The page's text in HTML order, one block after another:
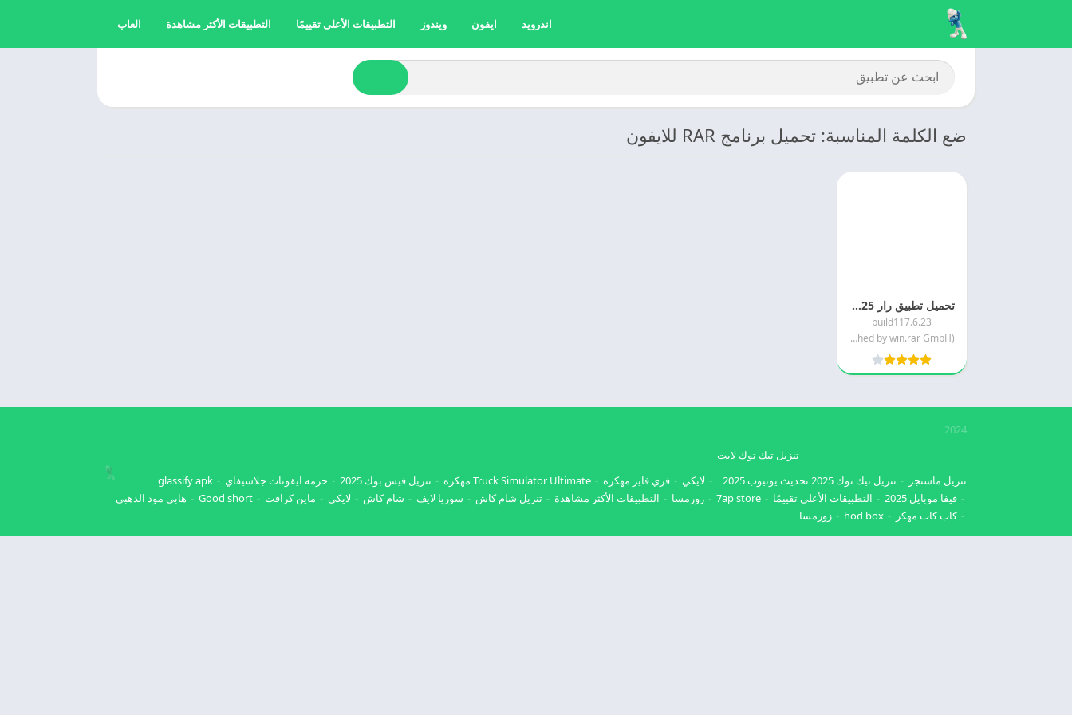
اندرويد ايفون ويندوز التطبيقات الأعلى تقييمًا التطبيقات الأكثر مشاهدة العاب
ضع الكلمة المناسبة: تحميل برنامج RAR للايفون
تحميل تطبيق رار 2025 RAR Mod APK برابط مباشر مجانا
6.23.build117
RARLAB (published by win.rar GmbH)
2024
تنزيل ماسنجر تنزيل تيك توك 2025
تنزيل تيك توك لايت
تحديث يوتيوب 2025
لايكي فري فاير مهكره Truck Simulator Ultimate مهكره تنزيل فيس بوك 2025 حزمه ايقونات جلاسيفاي
glassify apk
فيفا موبايل 2025
التطبيقات الأعلى تقييمًا 7ap store زورمسا التطبيقات الأكثر مشاهدة تنزيل شام كاش سوريا لايف شام كاش لايكي ماين كرافت Good short
هابي مود الذهبي
كاب كات مهكر
hod box زورمسا